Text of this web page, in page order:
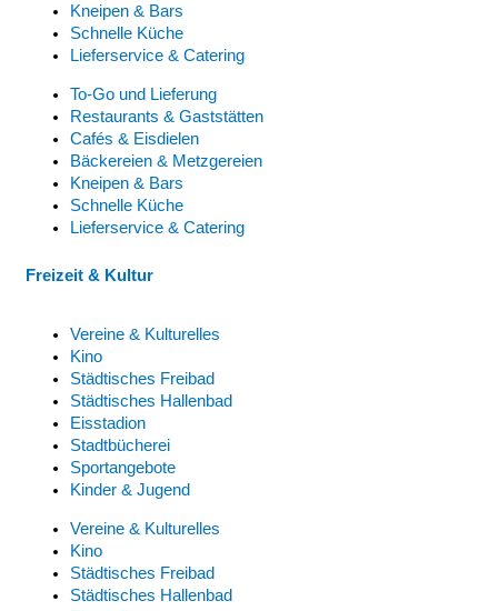
Kneipen & Bars
Schnelle Küche
Lieferservice & Catering
To-Go und Lieferung
Restaurants & Gaststätten
Cafés & Eisdielen
Bäckereien & Metzgereien
Kneipen & Bars
Schnelle Küche
Lieferservice & Catering
Freizeit & Kultur
Vereine & Kulturelles
Kino
Städtisches Freibad
Städtisches Hallenbad
Eisstadion
Stadtbücherei
Sportangebote
Kinder & Jugend
Vereine & Kulturelles
Kino
Städtisches Freibad
Städtisches Hallenbad